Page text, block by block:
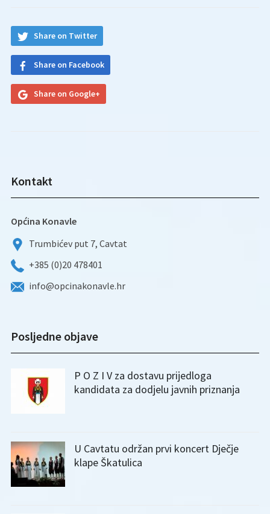
Share on Twitter
Share on Facebook
Share on Google+
Kontakt
Općina Konavle
Trumbićev put 7, Cavtat
+385 (0)20 478401
info@opcinakonavle.hr
Posljedne objave
P O Z I V za dostavu prijedloga
kandidata za dodjelu javnih priznanja
U Cavtatu održan prvi koncert Dječje
klape Škatulica